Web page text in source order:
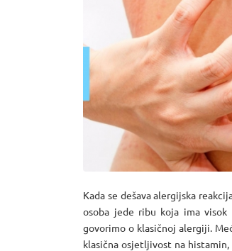
Kada se dešava alergijska
osoba jede ribu koja ima
govorimo o klasičnoj alergiji.
klasična osjetljivost na